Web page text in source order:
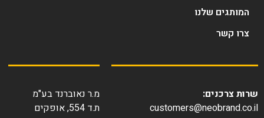
המותגים שלנו
צרו קשר
שרות צרכנים:
customers@neobrand.co.il
מ.ר נאוברנד בע"מ
ת.ד 554, אופקים